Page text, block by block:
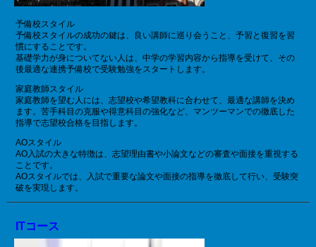
予備校スタイル
予備校スタイルの成功の鍵は、良い講師に巡り会うこと、予習と復習を習
慣にすることです。
基礎学力が身についてない人は、中学の学習内容から指導を受けて、その
後最適な連携予備校で受験勉強をスタートします。
家庭教師スタイル
家庭教師を望む人には、志望校や希望教科に合わせて、最適な講師を決め
ます。苦手科目の克服や得意科目の強化など、マンツーマンでの徹底した
指導で志望校合格を目指します。
AOスタイル
AO入試の大きな特徴は、志望理由書や小論文などの審査や面接を重視する
ことです。
AOスタイルでは、入試で重要な論文や面接の指導を徹底して行い、受験突
破を実現します。
ITコース